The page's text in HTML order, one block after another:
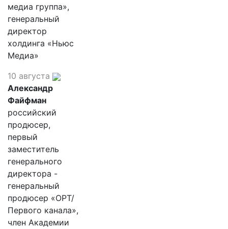
медиа группа»,
генеральный
директор
холдинга «Ньюс
Медиа»
10 августа
Александр
Файфман
российский
продюсер,
первый
заместитель
генерального
директора -
генеральный
продюсер «ОРТ/
Первого канала»,
член Академии